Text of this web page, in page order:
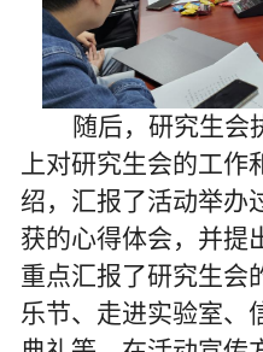
随后，研究生会
上对研究生会的工作
绍，汇报了活动举办
获的心得体会，并提
重点汇报了研究生会
乐节、走进实验室、